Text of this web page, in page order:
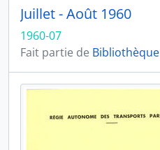
Juillet - Août 1960
1960-07
Fait partie de Bibliothèque